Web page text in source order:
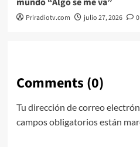
Priradiotv.com julio 27, 2026 0
Comments (0)
Tu dirección de correo
campos obligatorios están